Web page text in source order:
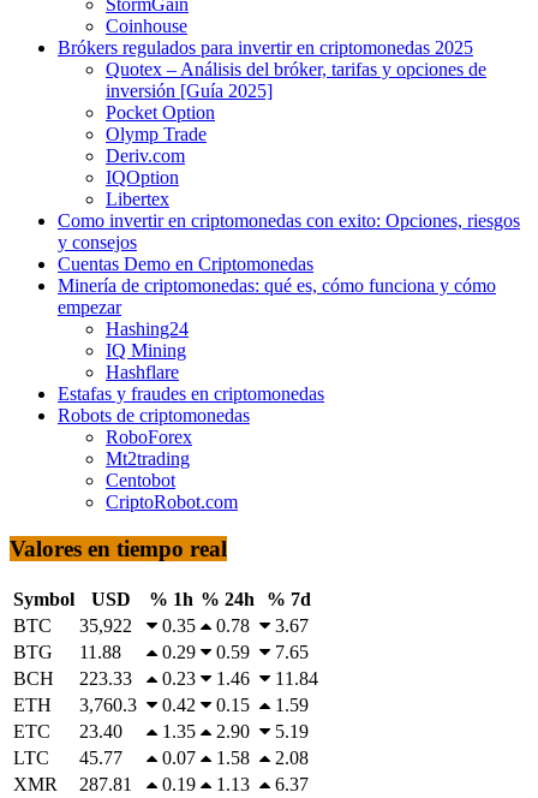
StormGain
Coinhouse
Brókers regulados para invertir en criptomonedas 2025
Quotex – Análisis del bróker, tarifas y opciones de
inversión [Guía 2025]
Pocket Option
Olymp Trade
Deriv.com
IQOption
Libertex
Como invertir en criptomonedas con exito: Opciones, riesgos
y consejos
Cuentas Demo en Criptomonedas
Minería de criptomonedas: qué es, cómo funciona y cómo
empezar
Hashing24
IQ Mining
Hashflare
Estafas y fraudes en criptomonedas
Robots de criptomonedas
RoboForex
Mt2trading
Centobot
CriptoRobot.com
Valores en tiempo real
Symbol USD % 1h % 24h
% 7d
BTC
35,922 0.35 0.78
3.67
BTG
11.88 0.29 0.59
7.65
BCH
223.33 0.23 1.46
11.84
ETH
3,760.3 0.42 0.15
1.59
ETC
23.40 1.35 2.90
5.19
LTC
45.77 0.07 1.58
2.08
XMR
287.81 0.19 1.13
6.37